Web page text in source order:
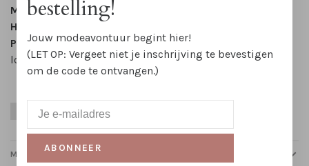
Mouwlengte:
Mouwloos
Halslijn:
Patroon: Effen met geborduurd My Essential Wardrobe
logo
Elastan Groen Herfst
MAATTABELLEN
bestelling!
Jouw modeavontuur begint hier!
(LET OP: Vergeet niet je inschrijving te bevestigen
om de code te ontvangen.)
ABONNEER